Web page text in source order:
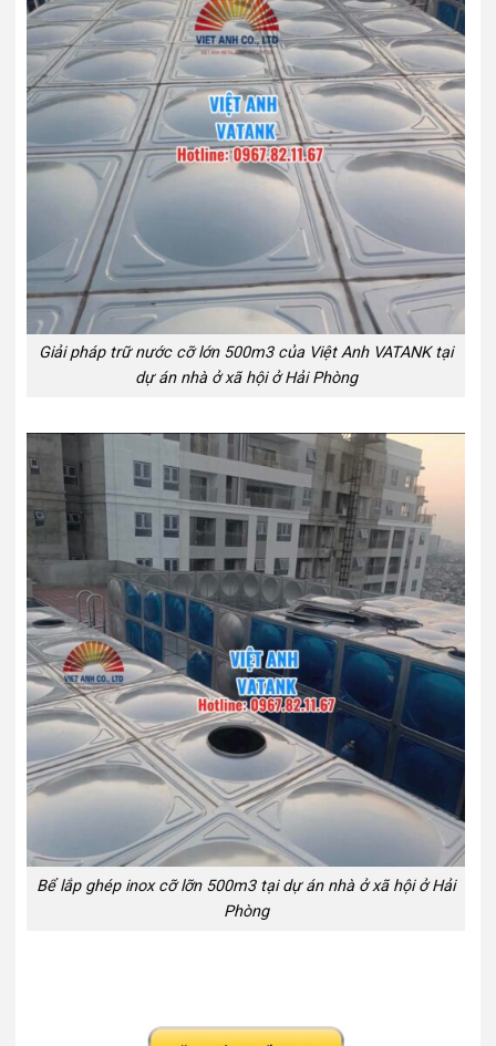
Giải pháp trữ nước cỡ lớn 500m3 của Việt Anh VATANK tại
dự án nhà ở xã hội ở Hải Phòng
Bể lắp ghép inox cỡ lỡn 500m3 tại dự án nhà ở xã hội ở Hải
Phòng